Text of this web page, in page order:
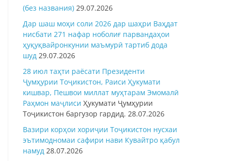
(без названия) 29.07.2026
Дар шаш моҳи соли 2026 дар шаҳри Ваҳдат
нисбати 271 нафар ноболиғ парвандаҳои
ҳуқуқвайронкунии маъмурӣ тартиб дода
шуд 29.07.2026
28 июл таҳти раёсати Президенти
Ҷумҳурии Тоҷикистон, Раиси Ҳукумати
кишвар, Пешвои миллат муҳтарам Эмомалӣ
Раҳмон маҷлиси Ҳукумати Ҷумҳурии
Тоҷикистон баргузор гардид. 28.07.2026
Вазири корҳои хориҷии Тоҷикистон нусхаи
эътимодномаи сафири нави Кувайтро қабул
намуд 28.07.2026